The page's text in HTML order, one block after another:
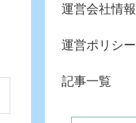
運営会社情報
運営ポリシー
記事一覧